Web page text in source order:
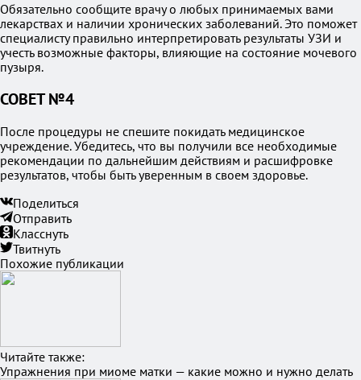
Обязательно сообщите врачу о любых принимаемых вами
лекарствах и наличии хронических заболеваний. Это поможет
специалисту правильно интерпретировать результаты УЗИ и
учесть возможные факторы, влияющие на состояние мочевого
пузыря.
СОВЕТ №4
После процедуры не спешите покидать медицинское
учреждение. Убедитесь, что вы получили все необходимые
рекомендации по дальнейшим действиям и расшифровке
результатов, чтобы быть уверенным в своем здоровье.
Поделиться
Отправить
Класснуть
Твитнуть
Похожие публикации
Читайте также:
Упражнения при миоме матки — какие можно и нужно делать